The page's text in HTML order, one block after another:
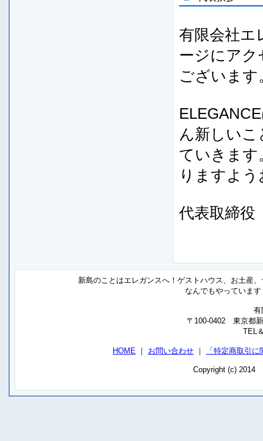
有限会社エ
ージにア
ございます
ん新しい
ていきます
りますよ
代表取締
新島のことはエレガンスへ！ゲストハウス、お土産
なんでもやっていま
有
〒100-0402 東京都
TEL
HOME ｜ お問い合わせ ｜ 「特定商取引
Copyright (c) 2014